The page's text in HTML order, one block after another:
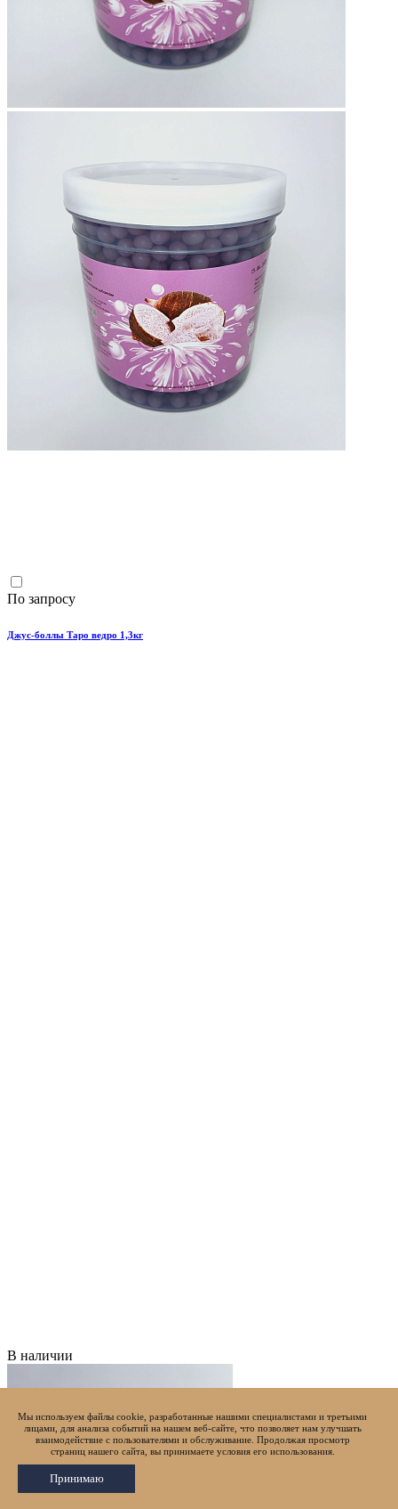
Мы используем файлы cookie, разработанные нашими специалистами и третьими
лицами, для анализа событий на нашем веб-сайте, что позволяет нам улучшать
взаимодействие с пользователями и обслуживание. Продолжая просмотр
страниц нашего сайта, вы принимаете условия его использования.
Принимаю
По запросу
Джус-боллы Таро ведро 1,3кг
В наличии